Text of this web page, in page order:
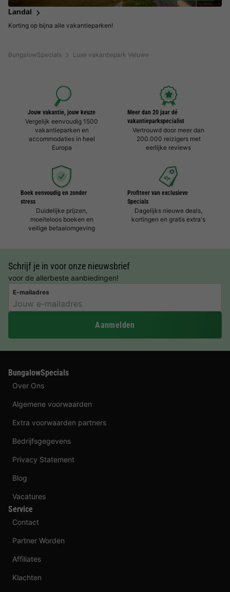
BungalowSpecials Luxe vakantiepark Veluwe
Landal
Korting op bijna alle vakantieparken!
Jouw vakantie, jouw keuze
Vergelijk eenvoudig 1500
vakantieparken en
accommodaties in heel
Europa
Meer dan 20 jaar dé
vakantieparkspecialist
Vertrouwd door meer dan
200.000 reizigers met
eerlijke reviews
Boek eenvoudig en zonder
stress
Duidelijke prijzen,
moeiteloos boeken en
veilige betaalomgeving
Profiteer van exclusieve
Specials
Dagelijks nieuwe deals,
kortingen en gratis extra's
Schrijf je in voor onze nieuwsbrief
voor de allerbeste aanbiedingen!
E-mailadres
Aanmelden
BungalowSpecials
Over Ons
Algemene voorwaarden
Extra voorwaarden partners
Bedrijfsgegevens
Privacy Statement
Blog
Vacatures
Service
Contact
Partner Worden
Affiliates
Klachten